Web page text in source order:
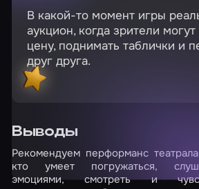
В какой-то момент игры
аукцион, когда зрители могут
цену, поднимать таблички и
друг друга.
Выводы
Рекомендуем перформанс
кто умеет погружаться,
эмоциями, смотреть и